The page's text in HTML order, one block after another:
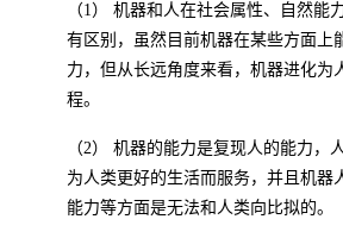
（1） 机器和人在社会属性、自然能
有区别，虽然目前机器在某些方面上
力，但从长远角度来看，机器进化为
程。
（2） 机器的能力是复现人的能力，
为人类更好的生活而服务，并且机器
能力等方面是无法和人类向比拟的。